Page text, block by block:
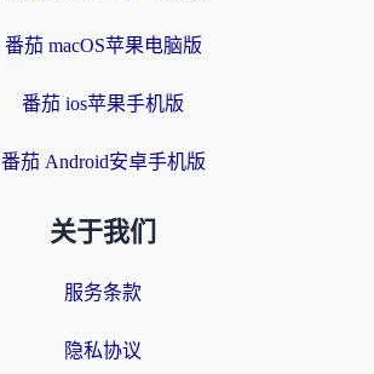
番茄 macOS苹果电脑版
番茄 ios苹果手机版
番茄 Android安卓手机版
关于我们
服务条款
隐私协议